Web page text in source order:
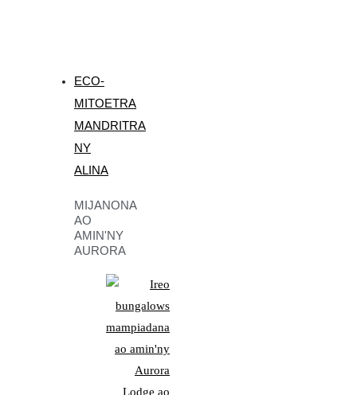
ECO-
MITOETRA
MANDRITRA
NY
ALINA
MIJANONA
AO
AMIN'NY
AURORA